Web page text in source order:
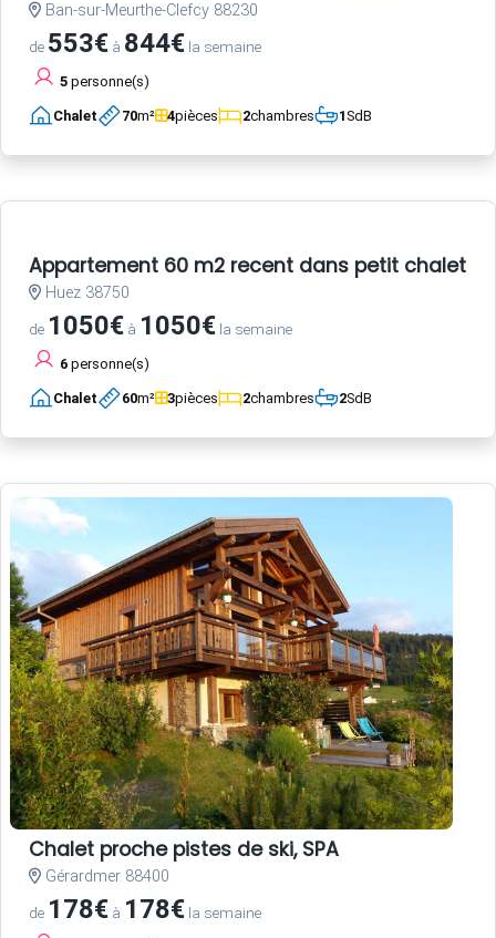
Ban-sur-Meurthe-Clefcy 88230
de 553€ à 844€ la semaine
5 personne(s)
Chalet 70m² 4pièces 2chambres 1SdB
Appartement 60 m2 recent dans petit chalet a
Huez 38750
de 1050€ à 1050€ la semaine
6 personne(s)
Chalet 60m² 3pièces 2chambres 2SdB
Chalet proche pistes de ski, SPA
Gérardmer 88400
de 178€ à 178€ la semaine